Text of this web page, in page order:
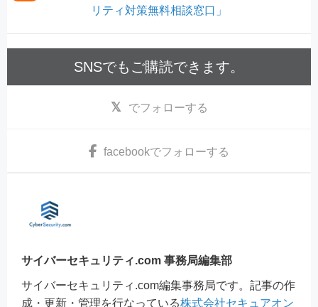
リティ対策無料相談窓口」
SNSでもご購読できます。
でフォローする
facebookでフォローする
サイバーセキュリティ.com 事務局編集部
サイバーセキュリティ.com編集事務局です。記事の作
成・更新・管理を行なっている株式会社セキュアオン